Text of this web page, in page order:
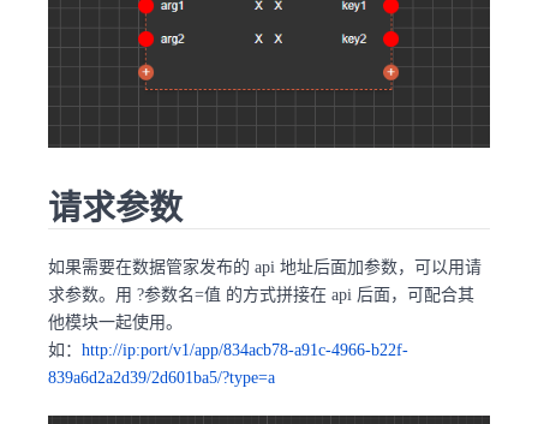
请求参数
如果需要在数据管家发布的 api 地址后面加参数，可以用请
求参数。用 ?参数名=值 的方式拼接在 api 后面，可配合其
他模块一起使用。
如： http://ip:port/v1/app/834acb78-a91c-4966-b22f-
839a6d2a2d39/2d601ba5/?type=a